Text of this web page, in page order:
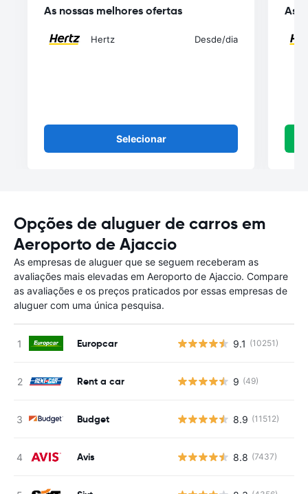
As nossas melhores ofertas
Hertz Desde/dia
Selecionar
As
Opções de aluguer de carros em
Aeroporto de Ajaccio
As empresas de aluguer que se seguem receberam as
avaliações mais elevadas em Aeroporto de Ajaccio. Compare
as avaliações e os preços praticados por essas empresas de
aluguer com uma única pesquisa.
Europcar 9.1 (10251)
Rent a car 9 (49)
Budget 8.9 (11512)
Avis 8.8 (7437)